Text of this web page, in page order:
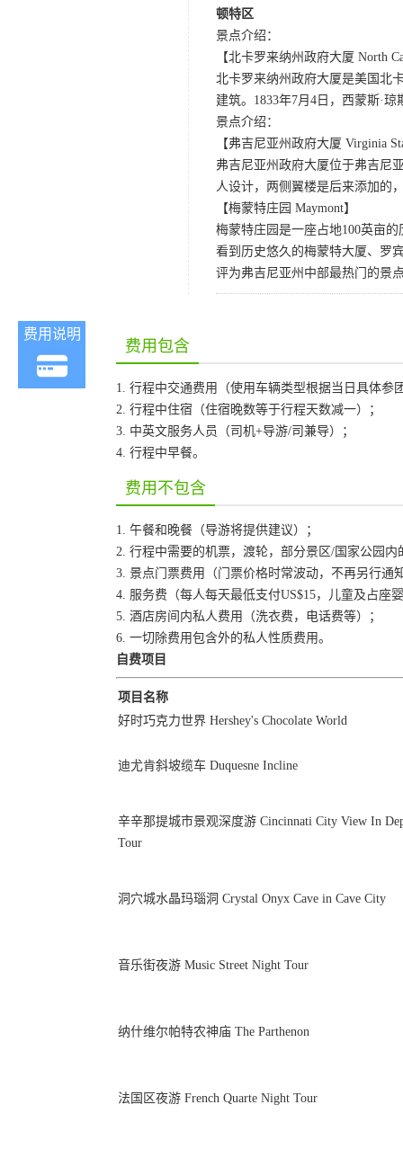
顿特区
景点介绍：
【北卡罗来纳州政府大厦 North
北卡罗来纳州政府大厦是美国北
建筑。1833年7月4日，西蒙斯·
景点介绍：
【弗吉尼亚州政府大厦 Virginia
弗吉尼亚州政府大厦位于弗吉尼
人设计，两侧翼楼是后来添加的
【梅蒙特庄园 Maymont】
梅蒙特庄园是一座占地100英亩
看到历史悠久的梅蒙特大厦、罗
评为弗吉尼亚州中部最热门的景
费用说明
费用包含
1. 行程中交通费用（使用车辆类型根据当日具体参
2. 行程中住宿（住宿晚数等于行程天数减一）；
3. 中英文服务人员（司机+导游/司兼导）；
4. 行程中早餐。
费用不包含
1. 午餐和晚餐（导游将提供建议）；
2. 行程中需要的机票，渡轮，部分景区/国家公园内
3. 景点门票费用（门票价格时常波动，不再另行通
4. 服务费（每人每天最低支付US$15，儿童及占座
5. 酒店房间内私人费用（洗衣费，电话费等）；
6. 一切除费用包含外的私人性质费用。
自费项目
项目名称
好时巧克力世界 Hershey's Chocolate World
迪尤肯斜坡缆车 Duquesne Incline
辛辛那提城市景观深度游 Cincinnati City View In
Tour
洞穴城水晶玛瑙洞 Crystal Onyx Cave in Cave City
音乐街夜游 Music Street Night Tour
纳什维尔帕特农神庙 The Parthenon
法国区夜游 French Quarte Night Tour